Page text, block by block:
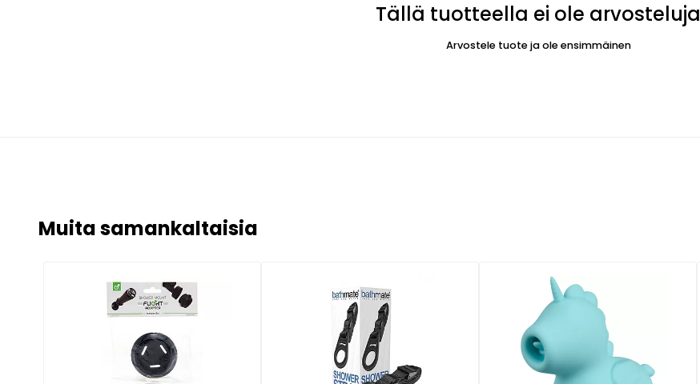
Tällä tuotteella ei ole arvosteluja
Arvostele tuote ja ole ensimmäinen
Muita samankaltaisia